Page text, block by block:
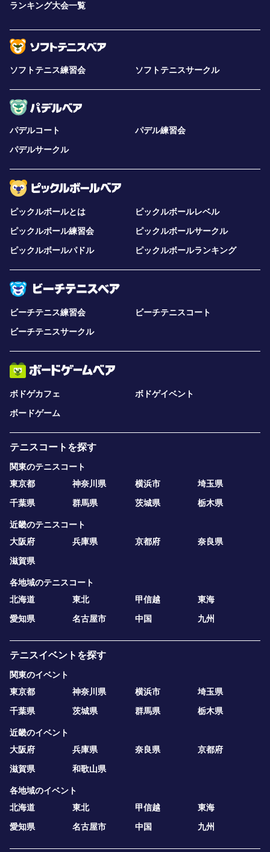
ランキング大会一覧
ソフトテニス練習会 ソフトテニスサークル
パデルコート
パデル練習会
パデルサークル
ピックルボールとは
ピックルボールレベル
ピックルボール練習会
ピックルボールサークル
ピックルボールパドル
ピックルボールランキング
ビーチテニス練習会
ビーチテニスコート
ビーチテニスサークル
ボドゲカフェ
ボドゲイベント
ボードゲーム
テニスコートを探す
関東のテニスコート
東京都
神奈川県 横浜市
埼玉県
千葉県
群馬県 茨城県 栃木県
近畿のテニスコート
大阪府
兵庫県 京都府
奈良県
滋賀県
各地域のテニスコート
北海道
東北 甲信越
東海
愛知県
名古屋市 中国 九州
テニスイベントを探す
関東のイベント
東京都
神奈川県 横浜市
埼玉県
千葉県
茨城県 群馬県 栃木県
近畿のイベント
大阪府
兵庫県 奈良県
京都府
滋賀県
和歌山県
各地域のイベント
北海道
東北 甲信越
東海
愛知県
名古屋市 中国 九州